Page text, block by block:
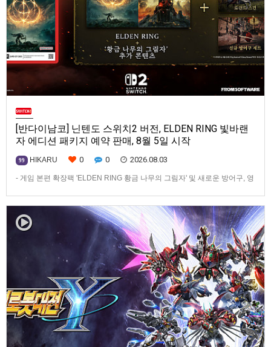
[반다이남코] 닌텐도 스위치2 버전, ELDEN RING 빛바랜
자 에디션 패키지 예약 판매, 8월 5일 시작
99 HIKARU 0 0 2026.08.03
- 게임 본편 확장팩 'ELDEN RING 황금 나무의 그림자' 및 새로운 방어구, 영
문 판매를 8월 5일(수)부터 시작한다고 발표했다.‘ELDEN RING 빛바랜 자
에디션’에는 ‘ELDEN R…